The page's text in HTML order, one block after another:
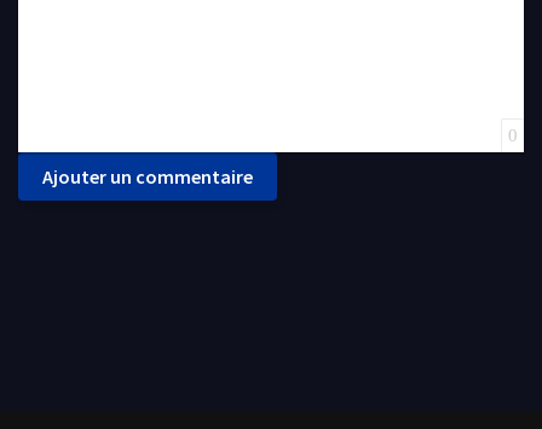
0
Ajouter un commentaire